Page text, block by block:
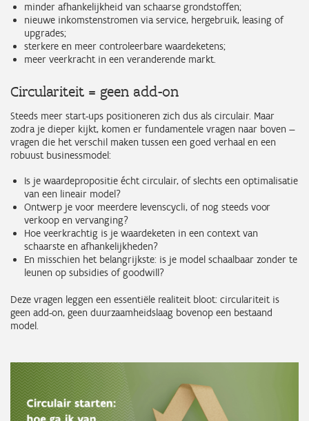
minder afhankelijkheid van schaarse grondstoffen;
nieuwe inkomstenstromen via service, hergebruik, leasing of
upgrades;
sterkere en meer controleerbare waardeketens;
meer veerkracht in een veranderende markt.
Circulariteit = geen add-on
Steeds meer start-ups positioneren zich dus als circulair. Maar
zodra je dieper kijkt, komen er fundamentele vragen naar boven —
vragen die het verschil maken tussen een goed verhaal en een
robuust businessmodel:
Is je waardepropositie écht circulair, of slechts een optimalisatie
van een lineair model?
Ontwerp je voor meerdere levenscycli, of nog steeds voor
verkoop en vervanging?
Hoe veerkrachtig is je waardeketen in een context van
schaarste en afhankelijkheden?
En misschien het belangrijkste: is je model schaalbaar zonder te
leunen op subsidies of goodwill?
Deze vragen leggen een essentiële realiteit bloot: circulariteit is
geen add-on, geen duurzaamheidslaag bovenop een bestaand
model.